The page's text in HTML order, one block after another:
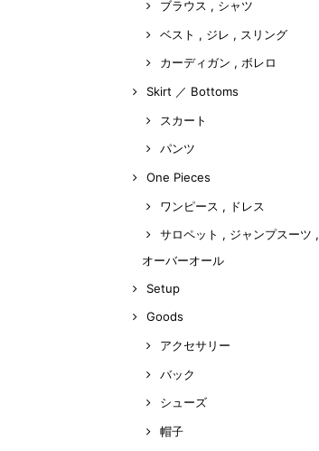
ブラウス , シャツ
ベスト , ジレ , スリング
カーディガン , ボレロ
Skirt ／ Bottoms
スカート
パンツ
One Pieces
ワンピース , ドレス
サロペット , ジャンプスーツ ,
オーバーオール
Setup
Goods
アクセサリー
バック
シューズ
帽子